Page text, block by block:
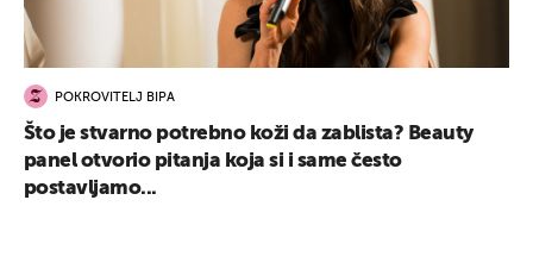
POKROVITELJ BIPA
Što je stvarno potrebno koži da zablista? Beauty
panel otvorio pitanja koja si i same često
postavljamo...